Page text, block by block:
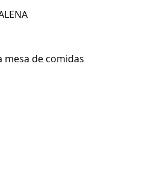
mesa de comidas